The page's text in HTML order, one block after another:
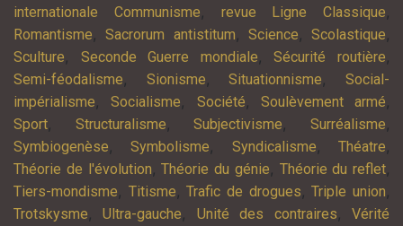
internationale Communisme, revue Ligne Classique,
Romantisme,Sacrorum antistitum, Science, Scolastique,
Sculture, Seconde Guerre mondiale,Sécurité routière,
Semi-féodalisme, Sionisme,Situationnisme,Social-
impérialisme,Socialisme, Société, Soulèvement armé,
Sport, Structuralisme,Subjectivisme,Surréalisme,
Symbiogenèse,Symbolisme, Syndicalisme,Théatre,
Théorie de l'évolution,Théorie du génie, Théorie du reflet,
Tiers-mondisme, Titisme,Trafic de drogues,Triple union,
Trotskysme,Ultra-gauche, Unité des contraires,Vérité